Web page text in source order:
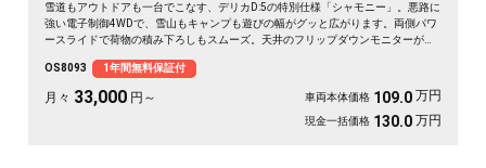
雪道もアウトドアも一台でこなす、デリカD:5の特別仕様「シャモニー」。悪路に
強い電子制御4WDで、雪山もキャンプも遊びの幅がグッと広がります。両側パワ
ースライドで荷物の積み下ろしもスムーズ。天井のフリップダウンモニターがあ
いた一台で、週末の遠出が待ち遠しくなりますよ。乗り込むほどに頼れる相棒に
💫🏔️🚗✌️《1年保証付》
OS8093 1年間無料保証付
月々 33,000 円～ 車両本体価格 109.0 万円
現金一括価格 130.0 万円